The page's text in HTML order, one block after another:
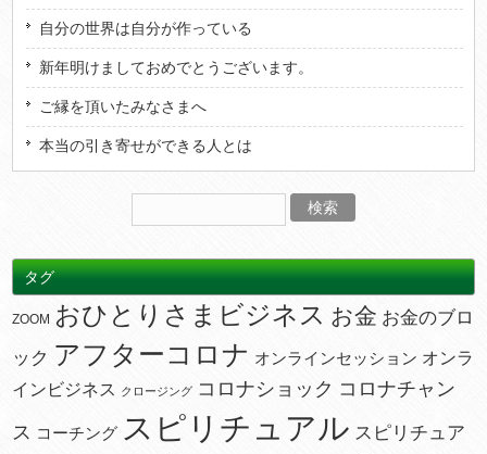
自分の世界は自分が作っている
新年明けましておめでとうございます。
ご縁を頂いたみなさまへ
本当の引き寄せができる人とは
タグ
ZOOM おひとりさまビジネス お金 お金のブロ
ック アフターコロナ オンラインセッション オンラ
インビジネス
クロージング コロナショック コロナチャン
ス コーチング スピリチュアル スピリチュア